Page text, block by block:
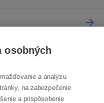
osobných
a analýzu
na zabezpečenie
a prispôsobenie